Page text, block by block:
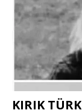
KIRIK